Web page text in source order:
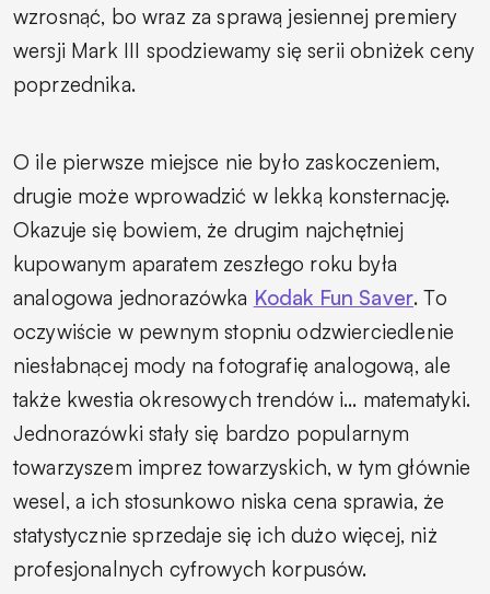
wzrosnąć, bo wraz za sprawą jesiennej premiery
wersji Mark III spodziewamy się serii obniżek ceny
poprzednika.
O ile pierwsze miejsce nie było zaskoczeniem,
drugie może wprowadzić w lekką konsternację.
Okazuje się bowiem, że drugim najchętniej
kupowanym aparatem zeszłego roku była
analogowa jednorazówka Kodak Fun Saver. To
oczywiście w pewnym stopniu odzwierciedlenie
niesłabnącej mody na fotografię analogową, ale
także kwestia okresowych trendów i… matematyki.
Jednorazówki stały się bardzo popularnym
towarzyszem imprez towarzyskich, w tym głównie
wesel, a ich stosunkowo niska cena sprawia, że
statystycznie sprzedaje się ich dużo więcej, niż
profesjonalnych cyfrowych korpusów.